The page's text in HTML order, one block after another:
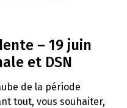
– 19 juin
et DSN
de la période
tout, vous souhaiter,